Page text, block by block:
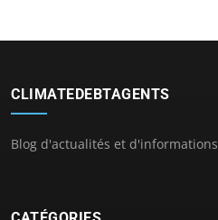
CLIMATEDEBTAGENTS
Blog d'actualités et d'informations